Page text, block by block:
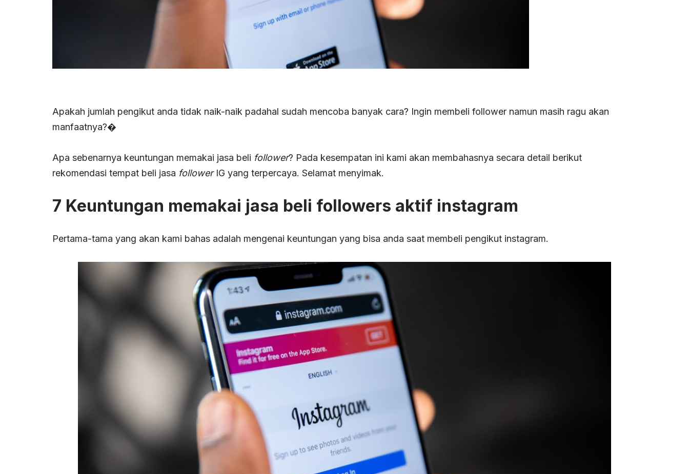
Apakah jumlah pengikut anda tidak naik-naik padahal sudah mencoba banyak cara? Ingin membeli follower namun masih ragu akan
manfaatnya?�
Apa sebenarnya keuntungan memakai jasa beli follower? Pada kesempatan ini kami akan membahasnya secara detail berikut
rekomendasi tempat beli jasa followerIG yang terpercaya. Selamat menyimak.
7 Keuntungan memakai jasa beli followers aktif instagram
Pertama-tama yang akan kami bahas adalah mengenai keuntungan yang bisa anda saat membeli pengikut instagram.